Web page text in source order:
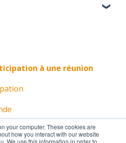
your computer. These cookies are
how you interact with our website
We use this information in order to
à une réunion